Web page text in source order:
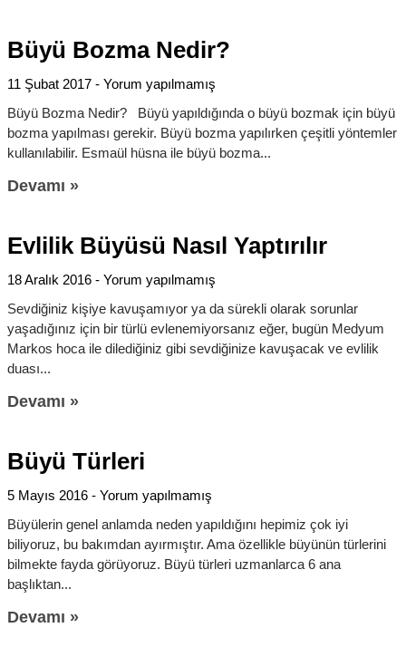
Büyü Bozma Nedir?
11 Şubat 2017
Yorum yapılmamış
Büyü Bozma Nedir? Büyü yapıldığında o büyü bozmak için büyü
bozma yapılması gerekir. Büyü bozma yapılırken çeşitli yöntemler
kullanılabilir. Esmaül hüsna ile büyü bozma
Devamı »
Evlilik Büyüsü Nasıl Yaptırılır
18 Aralık 2016
Yorum yapılmamış
Sevdiğiniz kişiye kavuşamıyor ya da sürekli olarak sorunlar
yaşadığınız için bir türlü evlenemiyorsanız eğer, bugün Medyum
Markos hoca ile dilediğiniz gibi sevdiğinize kavuşacak ve evlilik
duası
Devamı »
Büyü Türleri
5 Mayıs 2016
Yorum yapılmamış
Büyülerin genel anlamda neden yapıldığını hepimiz çok iyi
biliyoruz, bu bakımdan ayırmıştır. Ama özellikle büyünün türlerini
bilmekte fayda görüyoruz. Büyü türleri uzmanlarca 6 ana
başlıktan
Devamı »